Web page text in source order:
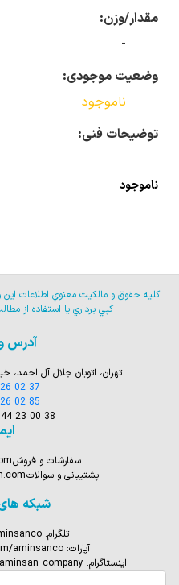
مقدار/وزن:
وضعیت موجودی:
ناموجود
توضیحات فنی:
ناموجود
كليه حقوق و مالكيت معنوي اطلاعات اين
كپي برداري يا استفاده از
آدرس
تهران، اتوبان جلال آل احمد، خیابان
02 37
02 85
44 23 00 38
سفارشات و فروش
پشتیبانی و سوالات
شبکه
تلگرام:
آپارات:aminsanco
اینستاگرام: